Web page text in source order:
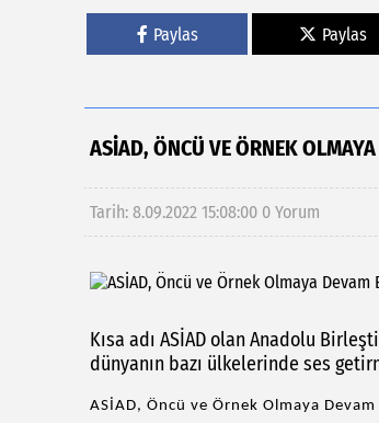
Paylas Paylas
ASİAD, ÖNCÜ VE ÖRNEK
Tarih: 8.09.2022 15:08:00 0 Yorum
Kısa adı ASİAD olan Anadolu
dünyanın bazı ülkelerinde ses
ASİAD, Öncü ve Örnek Olmaya